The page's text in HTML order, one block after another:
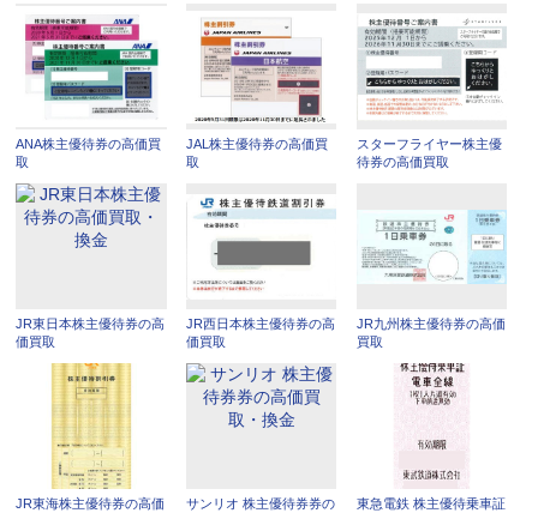
ANA株主優待券の高価買
取
JAL株主優待券の高価買
取
スターフライヤー株主優
待券の高価買取
JR東日本株主優待券の高
価買取
JR西日本株主優待券の高
価買取
JR九州株主優待券の高価
買取
JR東海株主優待券の高価
サンリオ 株主優待券券の
東急電鉄 株主優待乗車証